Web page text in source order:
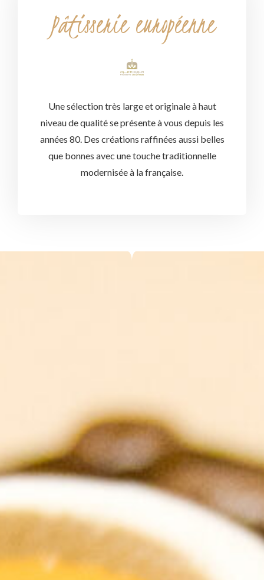
Pâtisserie européenne
Une sélection très large et originale à haut
niveau de qualité se présente à vous depuis les
années 80. Des créations raffinées aussi belles
que bonnes avec une touche traditionnelle
modernisée à la française.